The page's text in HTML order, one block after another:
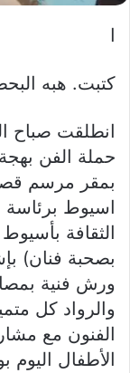
ا
كتبت. هبه
انطلقت صباح
بمقر مرسم قصر
اسيوط برئاسة
الثقافة
بصحبة فنان)
ورش فنية
والرواد كل
الفنون مع